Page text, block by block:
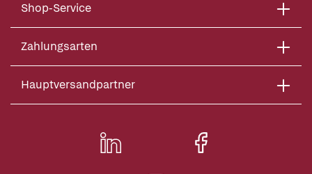
Shop-Service
Zahlungsarten
Hauptversandpartner